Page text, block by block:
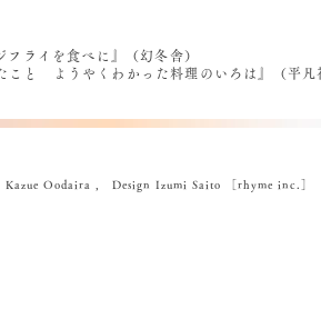
ライを食べに』（幻冬舎）
と ようやくわかった料理のいろは』（平凡
Oodaira , Design Izumi Saito ［rhyme inc.